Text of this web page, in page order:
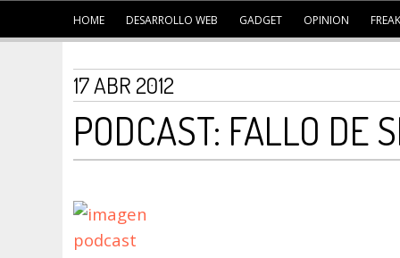
HOME DESARROLLO WEB GADGET OPINION
17 ABR 2012
PODCAST: FALLO DE